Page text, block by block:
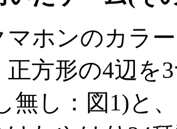
ホンのカラ
正方形の4辺を
無し：図1)と